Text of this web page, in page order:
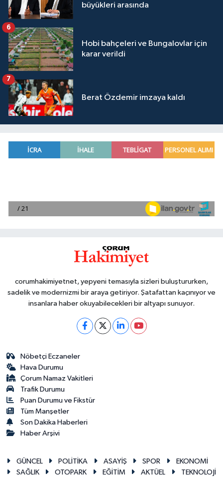
büyükleri arasında
Hobi bahçeleri ve Bungalovlar için
karar verildi
6
Berat Özdemir imzaya kaldı
7
corumhakimiyetnet, yepyeni temasıyla sizleri buluştururken,
sadelik ve modernizmi bir araya getiriyor. Şatafattan kaçınıyor ve
insanlara haber okuyabilecekleri bir altyapı sunuyor.
Nöbetçi Eczaneler
Hava Durumu
Çorum Namaz Vakitleri
Trafik Durumu
Puan Durumu ve Fikstür
Tüm Manşetler
Son Dakika Haberleri
Haber Arşivi
GÜNCEL POLİTİKA ASAYİŞ SPOR
EKONOMİ
SAĞLIK
OTOPARK EĞİTİM AKTÜEL TEKNOLOJİ